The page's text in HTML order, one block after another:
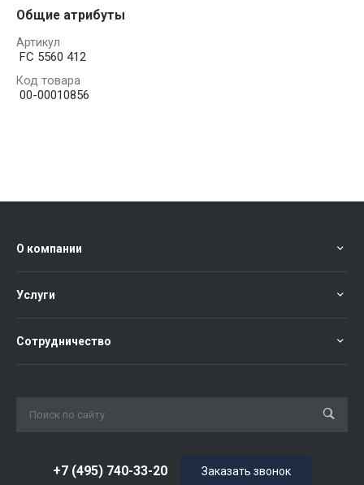
Общие атрибуты
Артикул
FC 5560 412
Код товара
00-00010856
О компании
Услуги
Сотрудничество
+7 (495) 740-33-20 Заказать звонок